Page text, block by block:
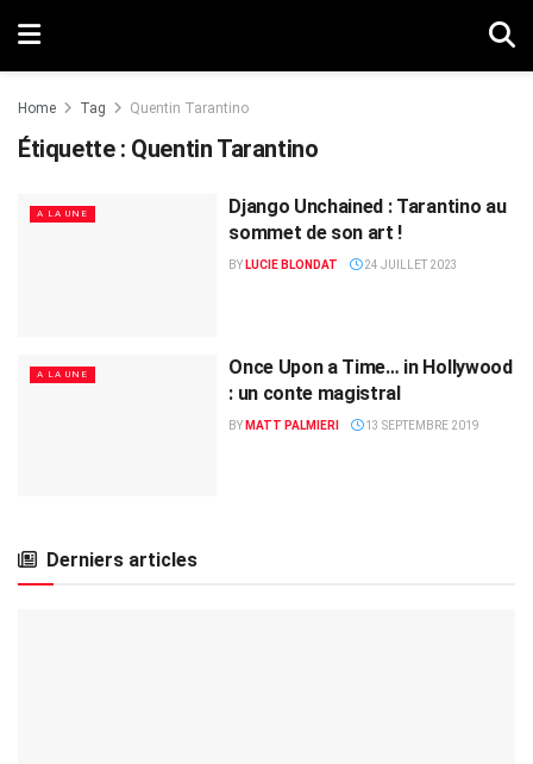
Home Tag Quentin Tarantino
Étiquette : Quentin Tarantino
A LA UNE
Django Unchained : Tarantino au
sommet de son art !
BY LUCIE BLONDAT 24 JUILLET 2023
A LA UNE
Once Upon a Time… in Hollywood
: un conte magistral
BY MATT PALMIERI 13 SEPTEMBRE 2019
Derniers articles